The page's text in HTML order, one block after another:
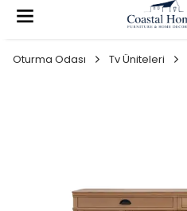
Oturma Odası Tv Üniteleri